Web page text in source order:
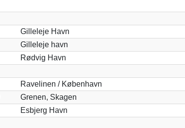
Gilleleje Havn
Gilleleje havn
Rødvig Havn
Ravelinen / København
Grenen, Skagen
Esbjerg Havn